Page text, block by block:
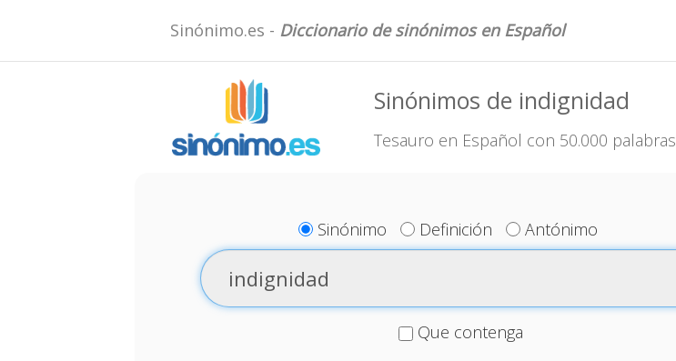
Sinónimo.es - Diccionario de sinónimos en Español
Sinónimos de indignidad
Tesauro en Español con 50.000 palabras
Sinónimo Definición Antónimo
Que contenga